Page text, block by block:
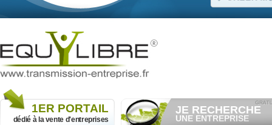
1ER PORTAIL
dédié à la vente d'entreprises
JE RECHERCHE
UNE ENTREPRISE